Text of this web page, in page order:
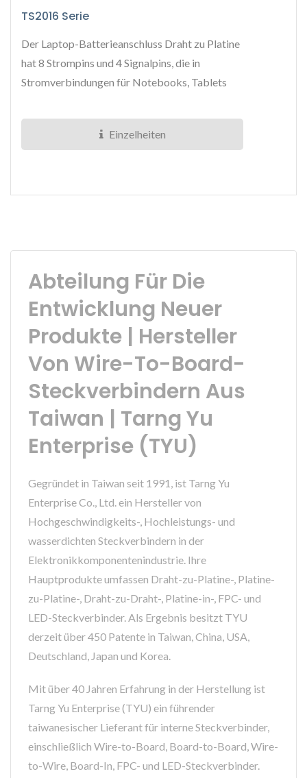
TS2016 Serie
Der Laptop-Batterieanschluss Draht zu Platine
hat 8 Strompins und 4 Signalpins, die in
Stromverbindungen für Notebooks, Tablets
Einzelheiten
Abteilung Für Die
Entwicklung Neuer
Produkte | Hersteller
Von Wire-To-Board-
Steckverbindern Aus
Taiwan | Tarng Yu
Enterprise (TYU)
Gegründet in Taiwan seit 1991, ist Tarng Yu
Enterprise Co., Ltd. ein Hersteller von
Hochgeschwindigkeits-, Hochleistungs- und
wasserdichten Steckverbindern in der
Elektronikkomponentenindustrie. Ihre
Hauptprodukte umfassen Draht-zu-Platine-, Platine-
zu-Platine-, Draht-zu-Draht-, Platine-in-, FPC- und
LED-Steckverbinder. Als Ergebnis besitzt TYU
derzeit über 450 Patente in Taiwan, China, USA,
Deutschland, Japan und Korea.
Mit über 40 Jahren Erfahrung in der Herstellung ist
Tarng Yu Enterprise (TYU) ein führender
taiwanesischer Lieferant für interne Steckverbinder,
einschließlich Wire-to-Board, Board-to-Board, Wire-
to-Wire, Board-In, FPC- und LED-Steckverbinder.